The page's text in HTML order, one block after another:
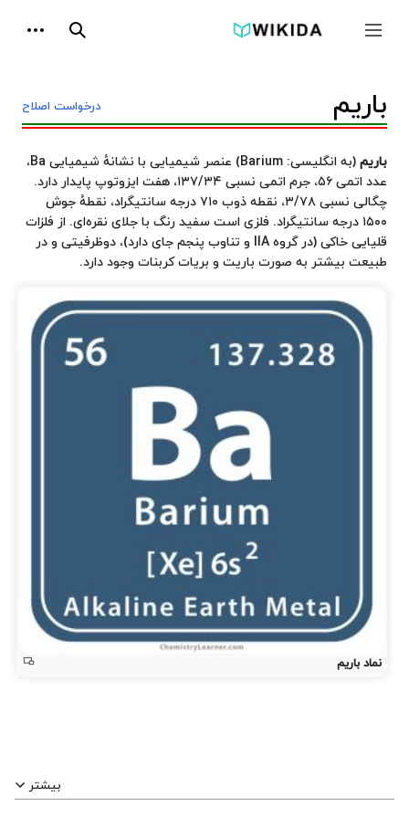
جمع و باز کردن نوار کناری جستجو
درخواست اصلاح باریم
باریم (به انگلیسی: Barium
) عنصر شیمیایی با نشانهٔ شیمیایی Ba،
عدد اتمی ۵۶، جرم اتمی نسبی ۱۳۷/۳۴، هفت ایزوتوپ پایدار دارد.
چگالی نسبی ۳/۷۸، نقطه ذوب ۷۱۰ درجه سانتیگراد، نقطهٔ جوش
۱۵۰۰ درجه سانتیگراد. فلزی است سفید رنگ با جلای نقره‌ای. از فلزات
قلیایی خاکی (در گروه IIA و تناوب پنجم جای دارد)، دوظرفیتی و در
طبیعت بیشتر به صورت باریت و بریات کربنات وجود دارد.
نماد باریم
بیشتر